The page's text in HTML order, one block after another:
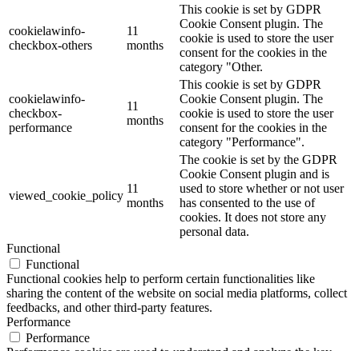
cookielawinfo-
checkbox-others
11
months
This cookie is set by GDPR
Cookie Consent plugin. The
cookie is used to store the user
consent for the cookies in the
category "Other.
cookielawinfo-
checkbox-
performance
11
months
This cookie is set by GDPR
Cookie Consent plugin. The
cookie is used to store the user
consent for the cookies in the
category "Performance".
viewed_cookie_policy
11
months
The cookie is set by the GDPR
Cookie Consent plugin and is
used to store whether or not user
has consented to the use of
cookies. It does not store any
personal data.
Functional
Functional
Functional cookies help to perform certain functionalities like
sharing the content of the website on social media platforms, collect
feedbacks, and other third-party features.
Performance
Performance